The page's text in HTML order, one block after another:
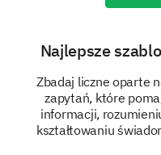
Personal
Lastly, we need
our data analysis.
Najlepsze
Zbadaj liczne oparte
zapytań, które
informacji,
kształtowaniu